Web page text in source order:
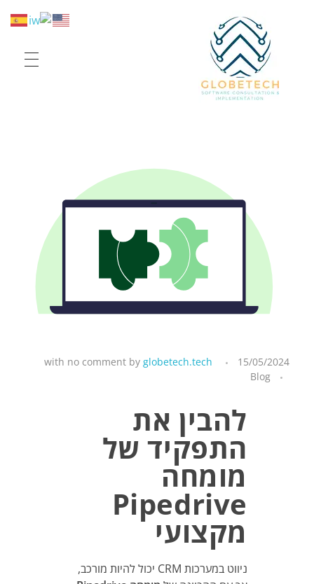
15/05/2024
by globetech.tech
with no comment
Blog
להבין את
התפקיד של
מומחה
Pipedrive
מקצועי
ניווט במערכות CRM יכול להיות מורכב,